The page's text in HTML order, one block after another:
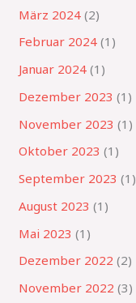
März 2024 (2)
Februar 2024 (1)
Januar 2024 (1)
Dezember 2023 (1)
November 2023 (1)
Oktober 2023 (1)
September 2023 (1)
August 2023 (1)
Mai 2023 (1)
Dezember 2022 (2)
November 2022 (3)